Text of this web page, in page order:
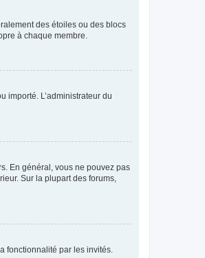
des étoiles ou des blocs
à chaque membre.
importé. L’administrateur du
En général, vous ne pouvez pas
Sur la plupart des forums,
fonctionnalité par les invités.